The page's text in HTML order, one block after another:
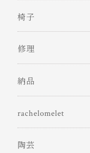
椅子
修理
納品
rachelomelet
陶芸